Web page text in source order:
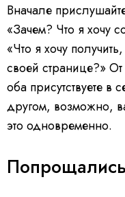
Вначале
«Зачем? Что я хочу
«Что я хочу
своей странице?» От
оба присутствуете в
другом, возможно,
это одновременно.